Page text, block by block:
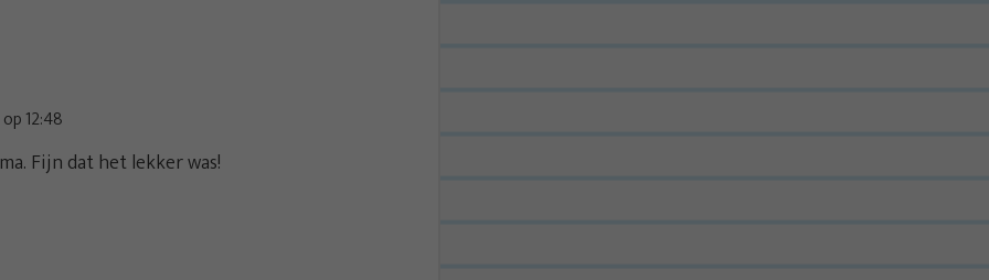
12:48
Fijn dat het lekker was!